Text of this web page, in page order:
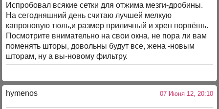
Испробовал всякие сетки для отжима мезги-дробины.
На сегодняшний день считаю лучшей мелкую
капроновую тюль,и размер приличный и хрен порвёшь.
Посмотрите внимательно на свои окна, не пора ли вам
поменять шторы, довольны будут все, жена -новым
шторам, ну а вы-новому фильтру.
hymenos 07 Июня 12, 20:10